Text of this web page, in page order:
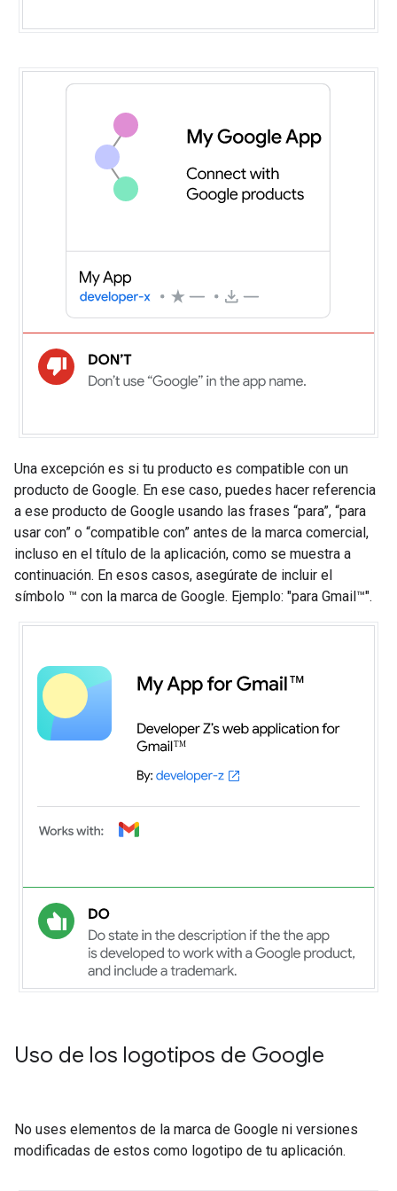
Una excepción es si tu producto es compatible con un
producto de Google. En ese caso, puedes hacer referencia
a ese producto de Google usando las frases “para”, “para
usar con” o “compatible con” antes de la marca comercial,
incluso en el título de la aplicación, como se muestra a
continuación. En esos casos, asegúrate de incluir el
símbolo ™ con la marca de Google. Ejemplo: "para Gmail™".
Uso de los logotipos de Google
No uses elementos de la marca de Google ni versiones
modificadas de estos como logotipo de tu aplicación.